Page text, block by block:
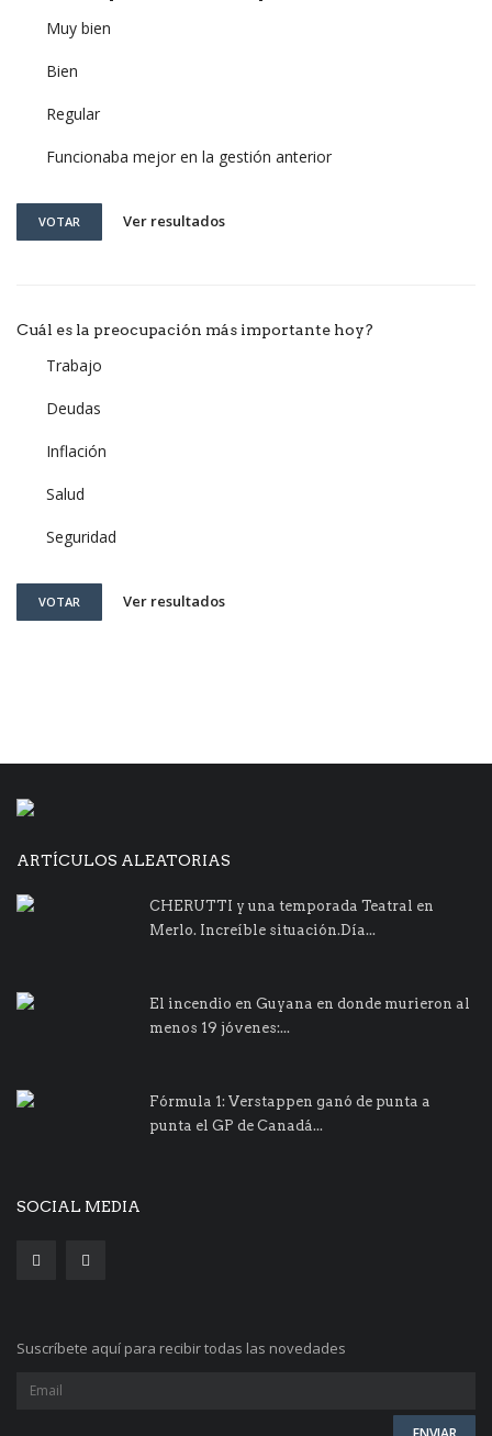
Muy bien
Bien
Regular
Funcionaba mejor en la gestión anterior
VOTAR Ver resultados
Cuál es la preocupación más importante hoy?
Trabajo
Deudas
Inflación
Salud
Seguridad
VOTAR Ver resultados
ARTÍCULOS ALEATORIAS
CHERUTTI y una temporada Teatral en
Merlo. Increíble situación.Día...
El incendio en Guyana en donde murieron al
menos 19 jóvenes:...
Fórmula 1: Verstappen ganó de punta a
punta el GP de Canadá...
SOCIAL MEDIA
Suscríbete aquí para recibir todas las novedades